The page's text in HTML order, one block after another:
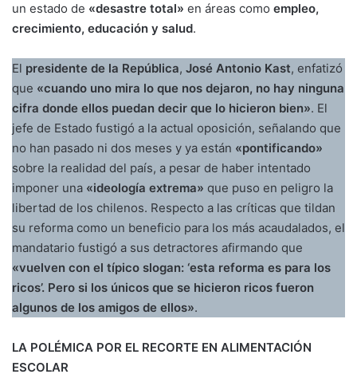
un estado de «desastre total» en áreas como empleo,
crecimiento, educación y salud.
El presidente de la República, José Antonio Kast, enfatizó
que «cuando uno mira lo que nos dejaron, no hay ninguna
cifra donde ellos puedan decir que lo hicieron bien». El
jefe de Estado fustigó a la actual oposición, señalando que
no han pasado ni dos meses y ya están «pontificando»
sobre la realidad del país, a pesar de haber intentado
imponer una «ideología extrema» que puso en peligro la
libertad de los chilenos. Respecto a las críticas que tildan
su reforma como un beneficio para los más acaudalados, el
mandatario fustigó a sus detractores afirmando que
«vuelven con el típico slogan: ‘esta reforma es para los
ricos’. Pero si los únicos que se hicieron ricos fueron
algunos de los amigos de ellos».
LA POLÉMICA POR EL RECORTE EN ALIMENTACIÓN
ESCOLAR